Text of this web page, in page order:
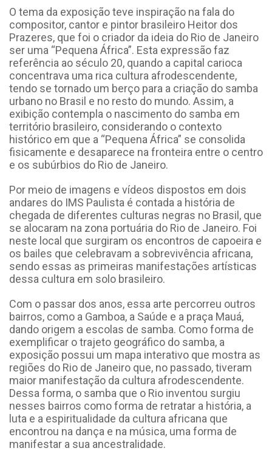
O tema da exposição teve inspiração na fala do
compositor, cantor e pintor brasileiro Heitor dos
Prazeres, que foi o criador da ideia do Rio de Janeiro
ser uma “Pequena África”. Esta expressão faz
referência ao século 20, quando a capital carioca
concentrava uma rica cultura afrodescendente,
tendo se tornado um berço para a criação do samba
urbano no Brasil e no resto do mundo. Assim, a
exibição contempla o nascimento do samba em
território brasileiro, considerando o contexto
histórico em que a “Pequena África” se consolida
fisicamente e desaparece na fronteira entre o centro
e os subúrbios do Rio de Janeiro.
Por meio de imagens e vídeos dispostos em dois
andares do IMS Paulista é contada a história de
chegada de diferentes culturas negras no Brasil, que
se alocaram na zona portuária do Rio de Janeiro. Foi
neste local que surgiram os encontros de capoeira e
os bailes que celebravam a sobrevivência africana,
sendo essas as primeiras manifestações artísticas
dessa cultura em solo brasileiro.
Com o passar dos anos, essa arte percorreu outros
bairros, como a Gamboa, a Saúde e a praça Mauá,
dando origem a escolas de samba. Como forma de
exemplificar o trajeto geográfico do samba, a
exposição possui um mapa interativo que mostra as
regiões do Rio de Janeiro que, no passado, tiveram
maior manifestação da cultura afrodescendente.
Dessa forma, o samba que o Rio inventou surgiu
nesses bairros como forma de retratar a história, a
luta e a espiritualidade da cultura africana que
encontrou na dança e na música, uma forma de
manifestar a sua ancestralidade.